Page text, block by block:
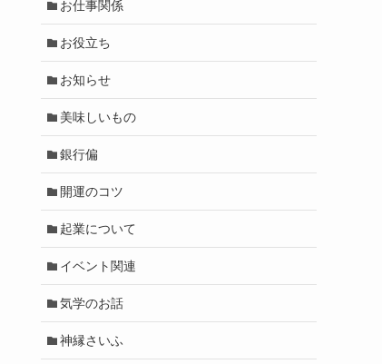
お仕事関係
お役立ち
お知らせ
美味しいもの
銀行偏
開運のコツ
起業について
イベント関連
気学のお話
神縁さいふ